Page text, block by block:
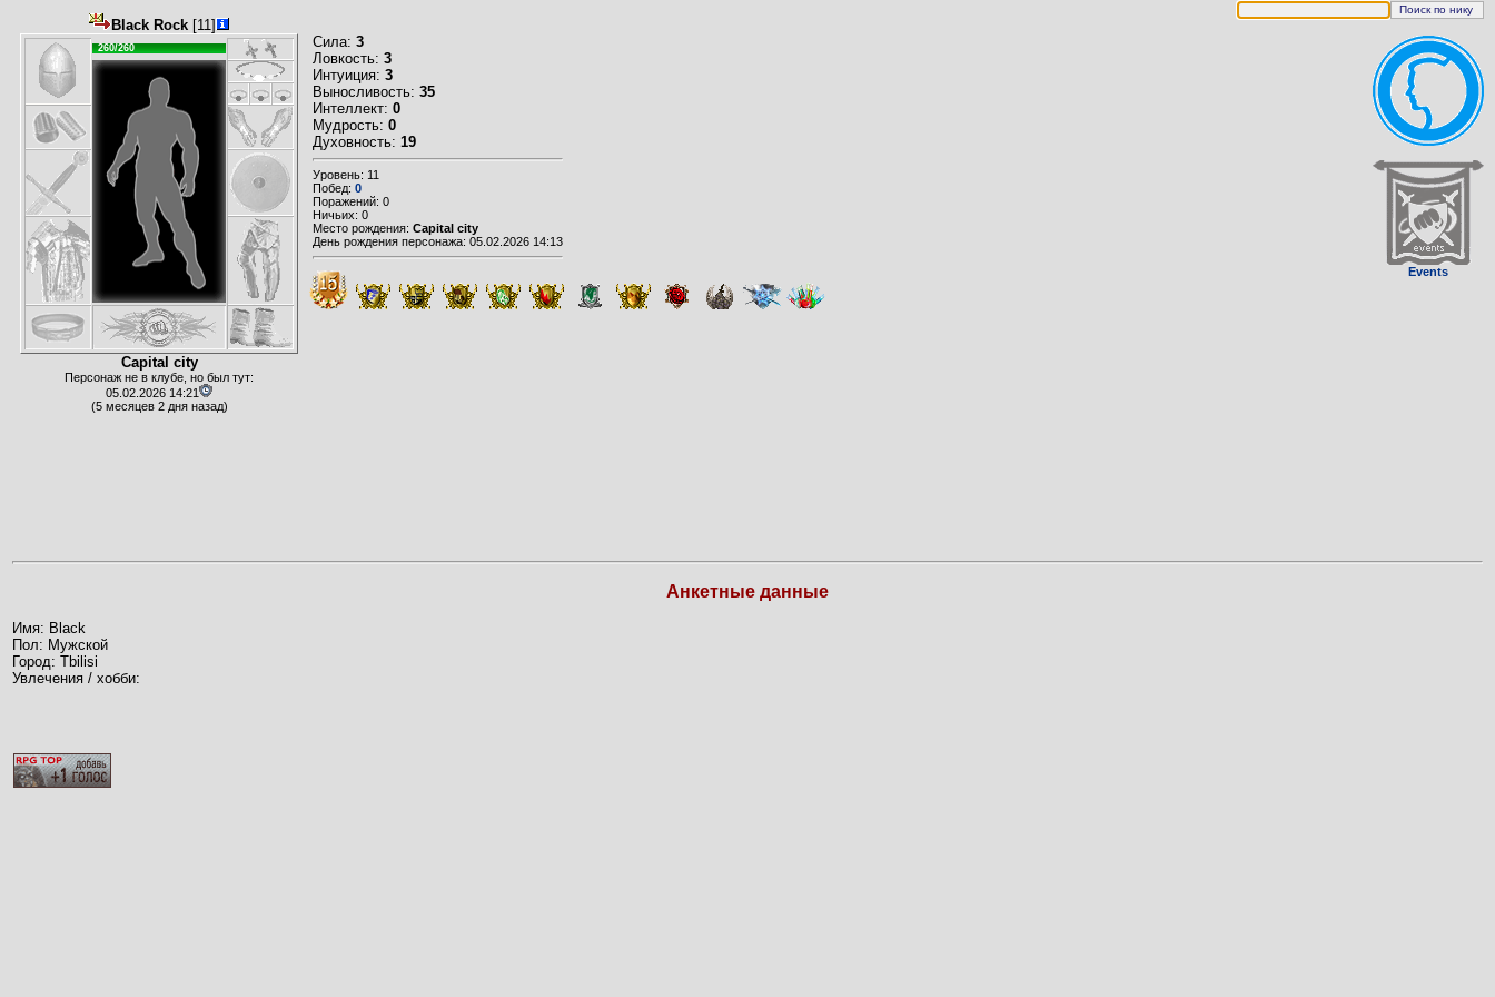
Events
Black Rock [11]
260/260
Capital city
Персонаж не в клубе, но был тут:
05.02.2026 14:21
(5 месяцев 2 дня назад)
Сила: 3
Ловкость: 3
Интуиция: 3
Выносливость: 35
Интеллект: 0
Мудрость: 0
Духовность: 19
Уровень: 11
Побед: 0
Поражений: 0
Ничьих: 0
Место рождения: Capital city
День рождения персонажа: 05.02.2026 14:13
Анкетные данные
Имя: Black
Пол: Мужской
Город: Tbilisi
Увлечения / хобби: